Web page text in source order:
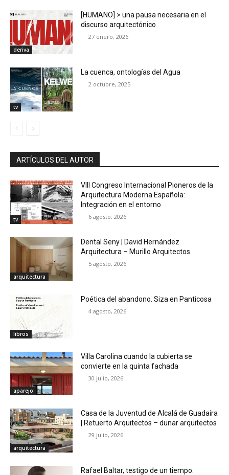
deriva
[HUMANO] > una pausa necesaria en el
discurso arquitectónico
27 enero, 2026
tv
La cuenca, ontologías del Agua
2 octubre, 2025
ARTÍCULOS DEL AUTOR
tv
VIII Congreso Internacional Pioneros de la
Arquitectura Moderna Española:
Integración en el entorno
6 agosto, 2026
arquitectura
Dental Seny | David Hernández
Arquitectura – Murillo Arquitectos
5 agosto, 2026
libros
Poética del abandono. Siza en Panticosa
4 agosto, 2026
aparejo
Villa Carolina cuando la cubierta se
convierte en la quinta fachada
30 julio, 2026
arquitectura
Casa de la Juventud de Alcalá de Guadaíra
| Retuerto Arquitectos – dunar arquitectos
29 julio, 2026
Rafael Baltar, testigo de un tiempo.